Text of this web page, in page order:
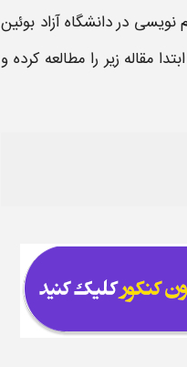
نویسی دردانشگاه آزاد بوئین
مقاله زیر را مطالعه کرده و